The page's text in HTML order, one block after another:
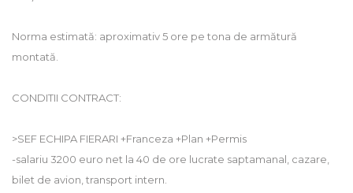
Norma estimată: aproximativ 5 ore pe tona de armătură
montată.
CONDITII CONTRACT:
>SEF ECHIPA FIERARI +Franceza +Plan +Permis
-salariu 3200 euro net la 40 de ore lucrate saptamanal, cazare,
bilet de avion, transport intern.